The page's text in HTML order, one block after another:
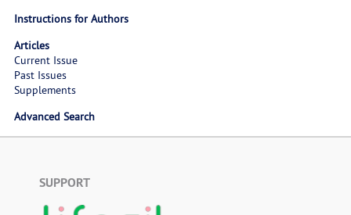
Instructions for Authors
Articles
Current Issue
Past Issues
Supplements
Advanced Search
SUPPORT